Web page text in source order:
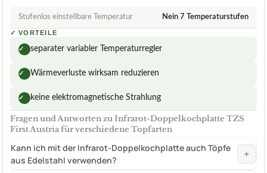
Stufenlos einstellbare Temperatur Nein 7 Temperaturstufen
✓ VORTEILE
✓ separater variabler Temperaturregler
✓ Wärmeverluste wirksam reduzieren
✓ keine elektromagnetische Strahlung
Fragen und Antworten zu Infrarot-Doppelkochplatte TZS
First Austria für verschiedene Topfarten
Kann ich mit der Infrarot-Doppelkochplatte auch Töpfe
aus Edelstahl verwenden?
+